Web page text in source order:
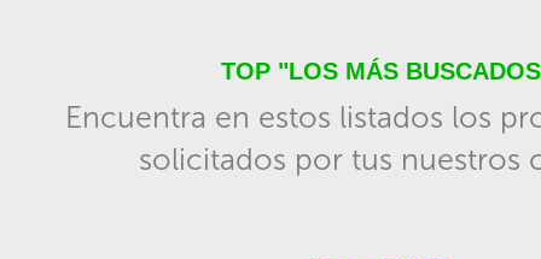
TOP "LOS MÁS
Encuentra en estos listados los
solicitados por tus nuestros